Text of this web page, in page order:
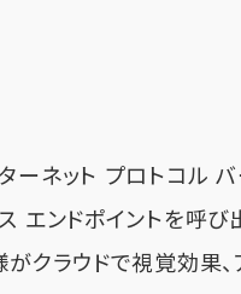
ネット プロトコル
ンドポイントを呼び
クラウドで視覚効果、